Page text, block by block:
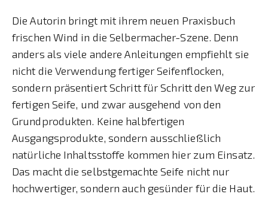
Die Autorin bringt mit ihrem neuen Praxisbuch
frischen Wind in die Selbermacher-Szene. Denn
anders als viele andere Anleitungen empfiehlt sie
nicht die Verwendung fertiger Seifenflocken,
sondern präsentiert Schritt für Schritt den Weg zur
fertigen Seife, und zwar ausgehend von den
Grundprodukten. Keine halbfertigen
Ausgangsprodukte, sondern ausschließlich
natürliche Inhaltsstoffe kommen hier zum Einsatz.
Das macht die selbstgemachte Seife nicht nur
hochwertiger, sondern auch gesünder für die Haut.